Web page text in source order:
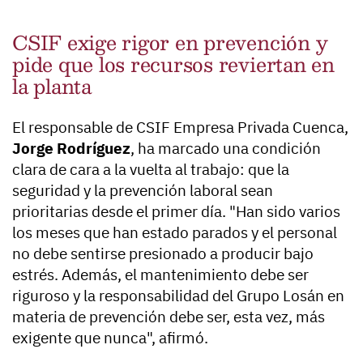
CSIF exige rigor en prevención y
pide que los recursos reviertan en
la planta
El responsable de CSIF Empresa Privada Cuenca,
Jorge Rodríguez, ha marcado una condición
clara de cara a la vuelta al trabajo: que la
seguridad y la prevención laboral sean
prioritarias desde el primer día. "Han sido varios
los meses que han estado parados y el personal
no debe sentirse presionado a producir bajo
estrés. Además, el mantenimiento debe ser
riguroso y la responsabilidad del Grupo Losán en
materia de prevención debe ser, esta vez, más
exigente que nunca", afirmó.